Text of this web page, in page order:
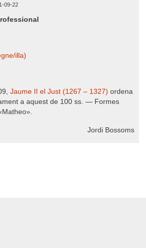
09-22
illa)
Jaume II el Just (1267 – 1327) ordena
a aquest de 100 ss. — Formes
Jordi Bossoms